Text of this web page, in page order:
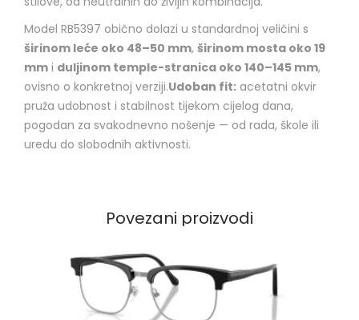
Model RB5397 obično dolazi u standardnoj veličini s
širinom leće oko 48–50 mm, širinom mosta oko 19
mm i duljinom temple-stranica oko 140–145 mm,
ovisno o konkretnoj verziji.Udoban fit: acetatni okvir
pruža udobnost i stabilnost tijekom cijelog dana,
pogodan za svakodnevno nošenje — od rada, škole ili
uredu do slobodnih aktivnosti.
Povezani proizvodi